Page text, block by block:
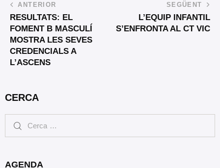
ANTERIOR
RESULTATS: EL
FOMENT B MASCULÍ
MOSTRA LES SEVES
CREDENCIALS A
L’ASCENS
SEGÜENT
L’EQUIP INFANTIL
S’ENFRONTA AL CT VIC
CERCA
AGENDA